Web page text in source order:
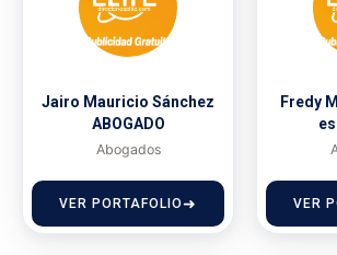
Jairo Mauricio Sánchez
ABOGADO
Abogados
VER PORTAFOLIO
Fredy
VER